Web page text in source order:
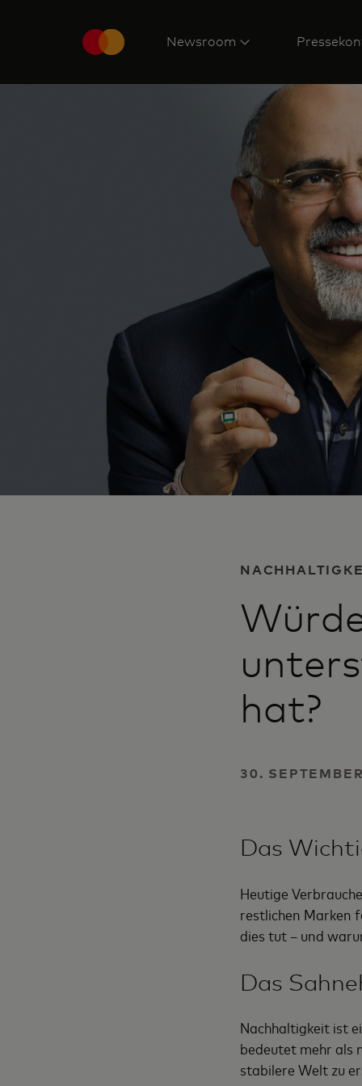
Newsroom
hat?
30.
Das
Heutige
restlichen Marken
dies tut – und
Das
Nachhaltigkeit ist
bedeutet mehr als
stabilere Welt zu